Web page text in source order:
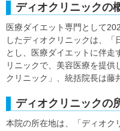
ディオクリニックの
医療ダイエット専門として
したディオクリニックは、「
とし、医療ダイエットに伴走
リニックで、美容医療を提供
クリニック」、統括院長は藤
ディオクリニックの
本院の所在地は、「ディオ